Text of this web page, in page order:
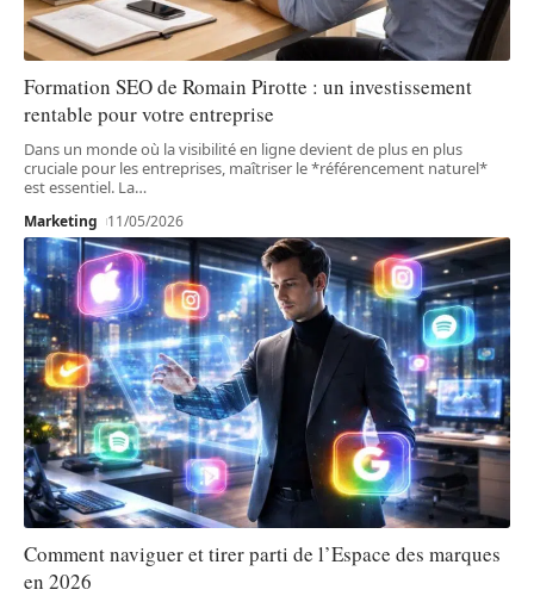
Formation SEO de Romain Pirotte : un investissement
rentable pour votre entreprise
Dans un monde où la visibilité en ligne devient de plus en plus
cruciale pour les entreprises, maîtriser le *référencement naturel*
est essentiel. La…
Marketing 11/05/2026
Comment naviguer et tirer parti de l’Espace des marques
en 2026